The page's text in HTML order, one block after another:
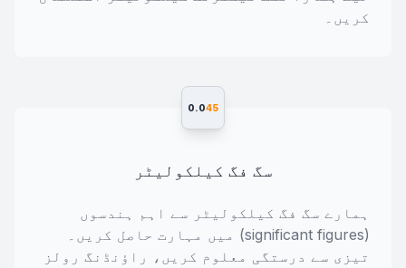
کریں۔
0.045
سگ فگ کیلکولیٹر
ہمارے سگ فگ کیلکولیٹر سے اہم ہندسوں
(significant figures) میں مہارت حاصل کریں۔
تیزی سے درستگی معلوم کریں، راؤنڈنگ رولز